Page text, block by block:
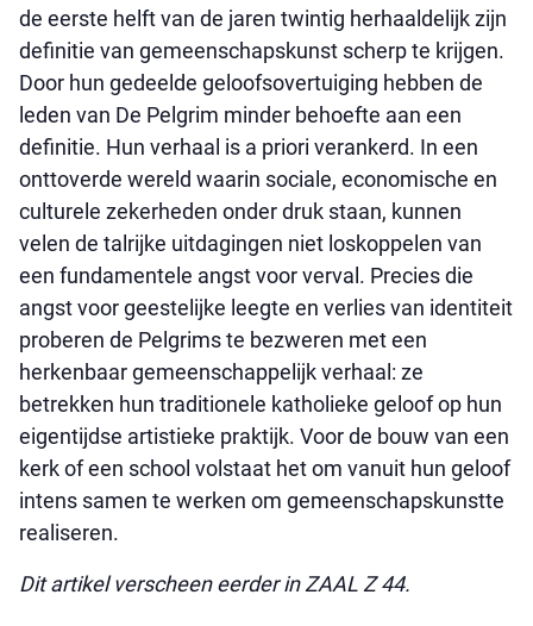
de eerste helft van de jaren twintig herhaaldelijk zijn
definitie van gemeenschapskunst scherp te krijgen.
Door hun gedeelde geloofsovertuiging hebben de
leden van De Pelgrim minder behoefte aan een
definitie. Hun verhaal is a priori verankerd. In een
onttoverde wereld waarin sociale, economische en
culturele zekerheden onder druk staan, kunnen
velen de talrijke uitdagingen niet loskoppelen van
een fundamentele angst voor verval. Precies die
angst voor geestelijke leegte en verlies van identiteit
proberen de Pelgrims te bezweren met een
herkenbaar gemeenschappelijk verhaal: ze
betrekken hun traditionele katholieke geloof op hun
eigentijdse artistieke praktijk. Voor de bouw van een
kerk of een school volstaat het om vanuit hun geloof
intens samen te werken om gemeenschapskunstte
realiseren.
Dit artikel verscheen eerder in ZAAL Z 44.